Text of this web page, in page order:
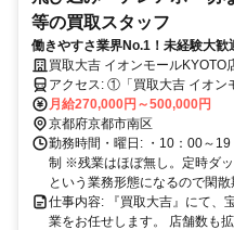
等の買取スタッフ
働きやすさ業界No.1！未経験大
数！入社祝い金10万円あり♪残業ほ
買取大吉 イオンモールKYOTO
アクセス: ①「買取大吉 イオンモールKYOTO 店」 〒601-8417 京都
府京都市南区西九条鳥居口町１ イオンモールKYOTO 2F ※JR京都駅
八条口より徒歩5分圏内 ②「買取大吉 西ノ京円町 店」 〒604-8463
京都府京都市中京区西ノ京円町２ グリ
歩1分圏内
月給270,000円～500,000円
京都府京都市南区
勤務時間・曜日: ・10：00～
制 ※残業はほぼ無し。定時ダ
という業務形態になるので閑散
仕事内容: 『買取大吉』にて、
業をお任せします。 店舗数も